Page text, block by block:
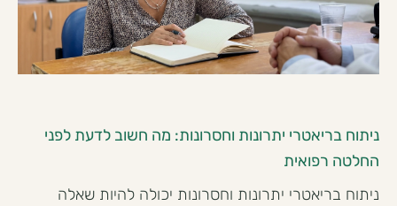
ניתוח בריאטרי יתרונות וחסרונות: מה חשוב לדעת לפני
החלטה רפואית
ניתוח בריאטרי יתרונות וחסרונות יכולה להיות שאלה